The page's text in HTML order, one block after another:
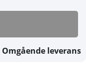
Omgående leverans